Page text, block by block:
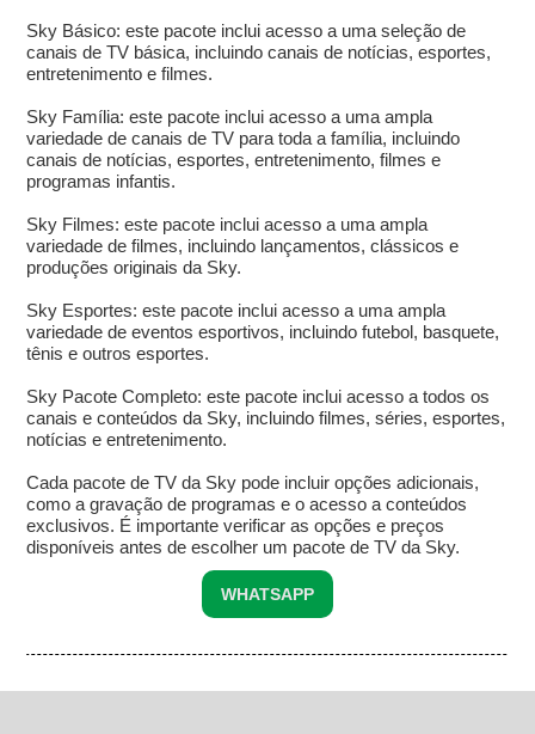
Sky Básico: este pacote inclui acesso a uma seleção de
canais de TV básica, incluindo canais de notícias, esportes,
entretenimento e filmes.
Sky Família: este pacote inclui acesso a uma ampla
variedade de canais de TV para toda a família, incluindo
canais de notícias, esportes, entretenimento, filmes e
programas infantis.
Sky Filmes: este pacote inclui acesso a uma ampla
variedade de filmes, incluindo lançamentos, clássicos e
produções originais da Sky.
Sky Esportes: este pacote inclui acesso a uma ampla
variedade de eventos esportivos, incluindo futebol, basquete,
tênis e outros esportes.
Sky Pacote Completo: este pacote inclui acesso a todos os
canais e conteúdos da Sky, incluindo filmes, séries, esportes,
notícias e entretenimento.
Cada pacote de TV da Sky pode incluir opções adicionais,
como a gravação de programas e o acesso a conteúdos
exclusivos. É importante verificar as opções e preços
disponíveis antes de escolher um pacote de TV da Sky.
WHATSAPP